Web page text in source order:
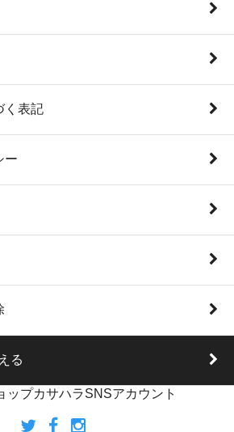
く表記
ー
る
プカサハラSNSアカウント